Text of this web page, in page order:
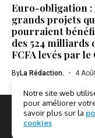
Euro-obligation :
grands projets
pourraient
des 524 milliards
FCFA levés par le
ByLa Rédaction. 4
Notre site web
pour améliorer
savoir plus sur la
cookies